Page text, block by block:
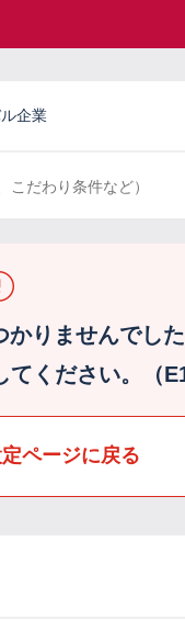
企業
こだわり条件など）
りませんでした
ください。（
ページに戻る